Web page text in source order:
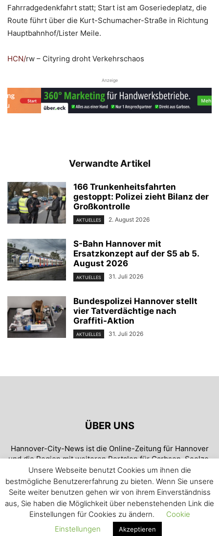
Fahrradgedenkfahrt statt; Start ist am Goseriedeplatz, die
Route führt über die Kurt-Schumacher-Straße in Richtung
Hauptbahnhof/Lister Meile.
HCN/rw – Cityring droht Verkehrschaos
Anzeige
Verwandte Artikel
166 Trunkenheitsfahrten
gestoppt: Polizei zieht Bilanz der
Großkontrolle
AKTUELLES 2. August 2026
S-Bahn Hannover mit
Ersatzkonzept auf der S5 ab 5.
August 2026
AKTUELLES 31. Juli 2026
Bundespolizei Hannover stellt
vier Tatverdächtige nach
Graffiti-Aktion
AKTUELLES 31. Juli 2026
ÜBER UNS
Hannover-City-News ist die Online-Zeitung für Hannover
und die Region mit weiteren Portalen für Garbsen, Seelze,
Neustadt und Wunstorf. Täglich aktuell und blitzschnell!
Kontaktieren Sie uns:redaktion.hannover@citynews-
online.de
© Garbsen City News 2005-2019
Unsere Webseite benutzt Cookies um ihnen die
bestmögliche Benutzererfahrung zu bieten. Wenn Sie unsere
Seite weiter benutzen gehen wir von ihrem Einverständniss
aus, Sie haben die Möglichkeit über nebenstehenden Link die
Einstellungen für Cookies zu ändern.
Cookie
Einstellungen
Akzeptieren